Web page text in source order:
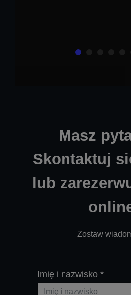
Masz
Skontaktuj
lub
Zostaw
Imię i nazwisko *